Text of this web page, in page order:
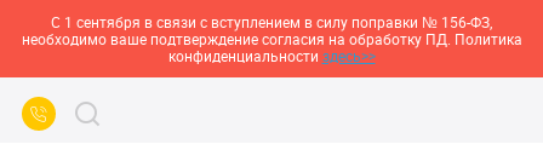
С 1 сентября в связи с вступлением в силу поправки № 156-ФЗ,
необходимо ваше подтверждение согласия на обработку ПД. Политика
конфиденциальности здесь>>